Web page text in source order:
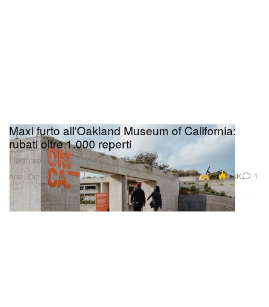
Arte
Maxi furto all'Oakland Museum of California:
rubati oltre 1.000 reperti
I ladri sono ancora in fuga.
Oct 30, 2025 2.4K 1